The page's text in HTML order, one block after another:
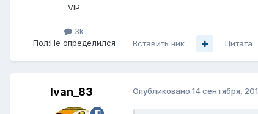
VIP
3k
Пол:Не определился Вставить ник Цитата
Ivan_83 Опубликовано 14 сентября,